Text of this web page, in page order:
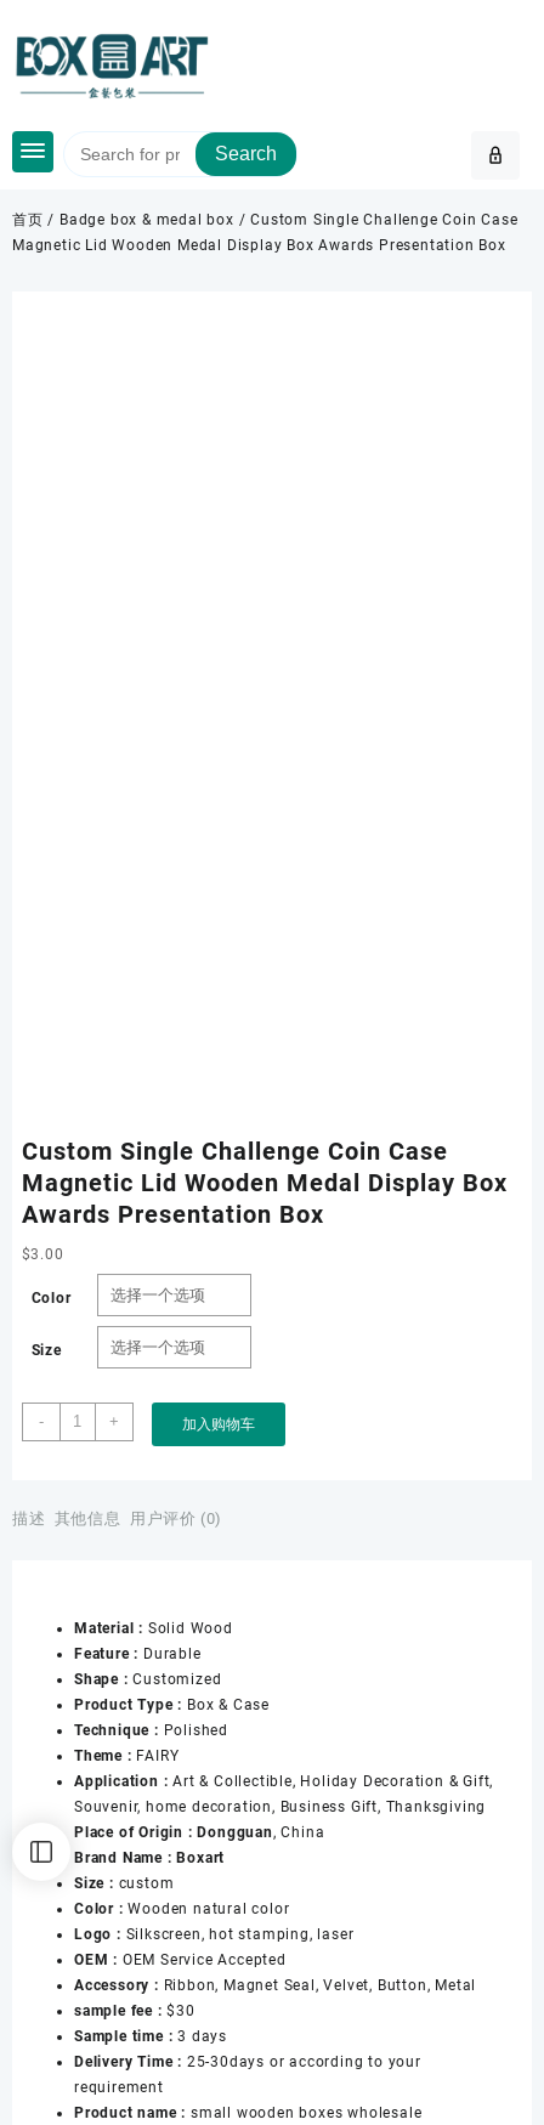
content
Search
首页 / Badge box & medal box / Custom Single Challenge Coin Case
Magnetic Lid Wooden Medal Display Box Awards Presentation Box
Custom Single Challenge Coin Case
Magnetic Lid Wooden Medal Display Box
Awards Presentation Box
$3.00
Color
Size
-
Custom
Single
Case
Medal
Display
Box
Awards
Presentation
Box
+ 加入购物车
描述 其他信息 用户评价 (0)
Material : Solid Wood
Feature : Durable
Shape :Customized
Product Type : Box & Case
Technique : Polished
Theme : FAIRY
Application :Art & Collectible, Holiday Decoration & Gift,
Souvenir, home decoration, Business Gift, Thanksgiving
Place of Origin : Dongguan , China
Brand Name : Boxart
Size : custom
Color :Wooden natural color
Logo : Silkscreen, hot stamping, laser
OEM : OEM Service Accepted
Accessory : Ribbon, Magnet Seal, Velvet, Button, Metal
sample fee :$30
Sample time :3 days
Delivery Time : 25-30days or according to your
requirement
Product name : small wooden boxes wholesale